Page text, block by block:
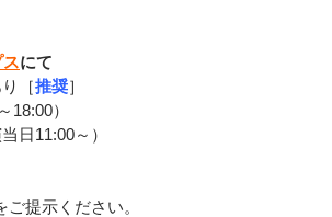
にて
［推奨］
18:00）
当日11:00～）
提示ください。